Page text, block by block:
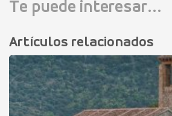
Te puede interesar...
Artículos relacionados